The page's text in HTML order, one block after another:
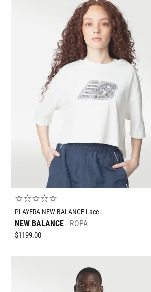
G
AGREGAR AL CARRITO
☆☆☆☆☆
PLAYERA NEW BALANCE Lace
NEW BALANCE ROPA
$1199.00